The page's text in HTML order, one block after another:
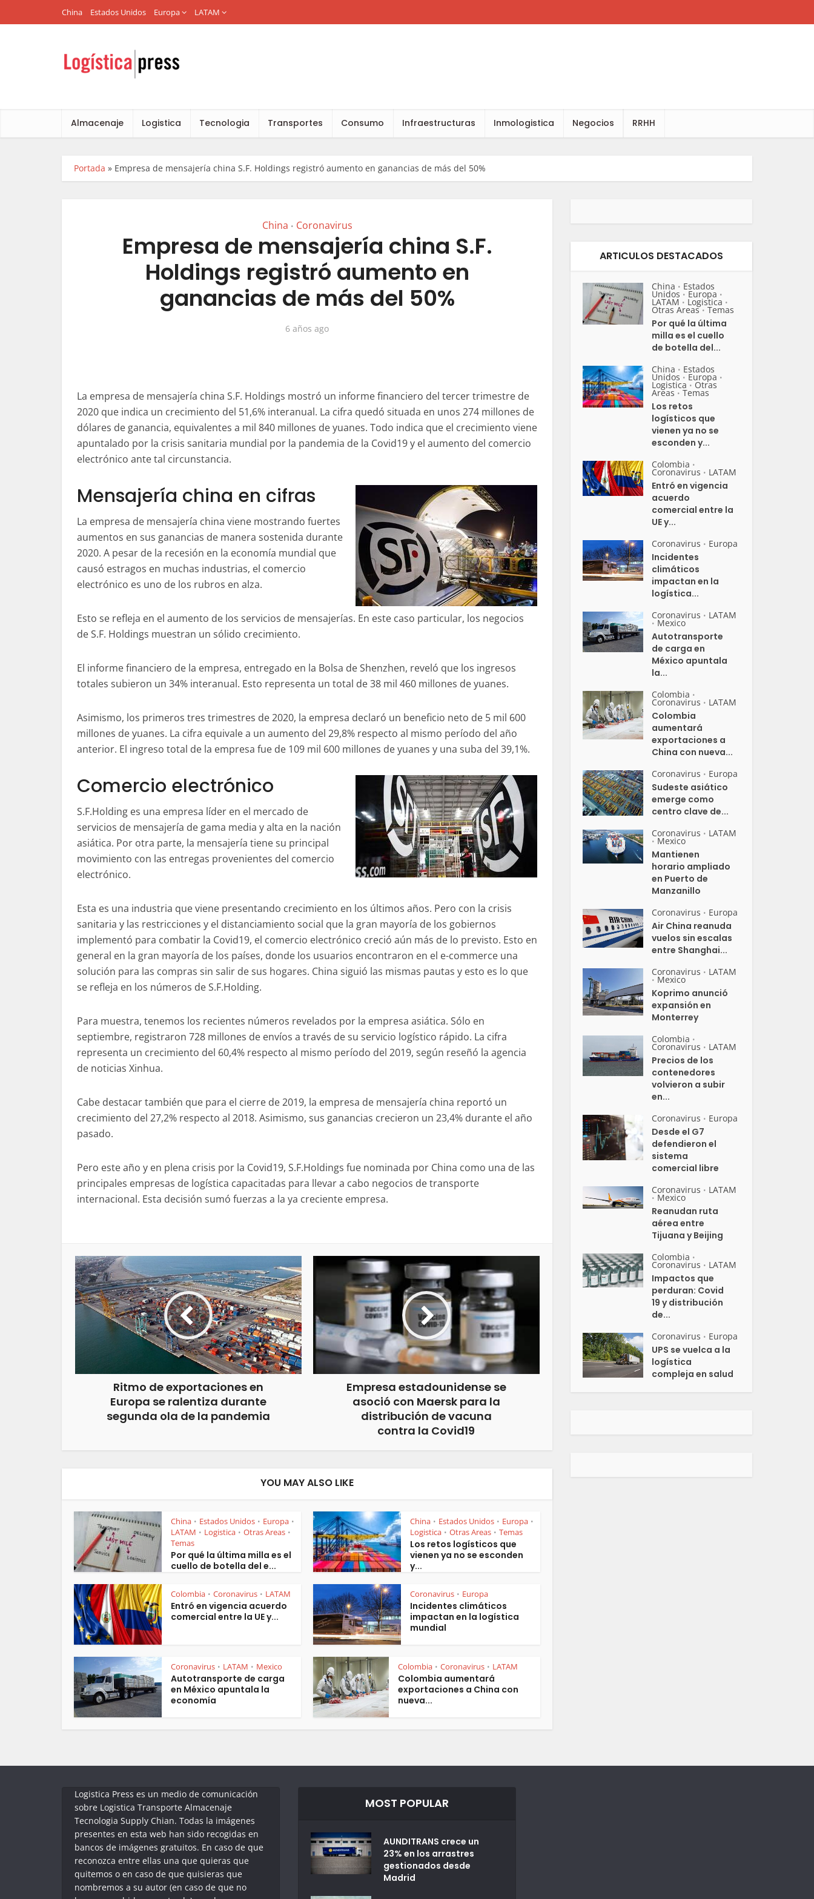
China Estados Unidos Europa LATAM
Almacenaje Logistica Tecnologia Transportes Consumo Infraestructuras Inmologistica Negocios RRHH
Portada » Empresa de mensajería china S.F. Holdings registró aumento en ganancias de más del 50%
China • Coronavirus
Empresa de mensajería china S.F.
Holdings registró aumento en
ganancias de más del 50%
6 años ago
La empresa de mensajería china S.F. Holdings mostró un informe financiero del tercer trimestre de
2020 que indica un crecimiento del 51,6% interanual. La cifra quedó situada en unos 274 millones de
dólares de ganancia, equivalentes a mil 840 millones de yuanes. Todo indica que el crecimiento viene
apuntalado por la crisis sanitaria mundial por la pandemia de la Covid19 y el aumento del comercio
electrónico ante tal circunstancia.
Mensajería china en cifras
La empresa de mensajería china viene mostrando fuertes
aumentos en sus ganancias de manera sostenida durante
2020. A pesar de la recesión en la economía mundial que
causó estragos en muchas industrias, el comercio
electrónico es uno de los rubros en alza.
Esto se refleja en el aumento de los servicios de mensajerías. En este caso particular, los negocios
de S.F. Holdings muestran un sólido crecimiento.
El informe financiero de la empresa, entregado en la Bolsa de Shenzhen, reveló que los ingresos
totales subieron un 34% interanual. Esto representa un total de 38 mil 460 millones de yuanes.
Asimismo, los primeros tres trimestres de 2020, la empresa declaró un beneficio neto de 5 mil 600
millones de yuanes. La cifra equivale a un aumento del 29,8% respecto al mismo período del año
anterior. El ingreso total de la empresa fue de 109 mil 600 millones de yuanes y una suba del 39,1%.
Comercio electrónico
S.F.Holding es una empresa líder en el mercado de
servicios de mensajería de gama media y alta en la nación
asiática. Por otra parte, la mensajería tiene su principal
movimiento con las entregas provenientes del comercio
electrónico.
Esta es una industria que viene presentando crecimiento en los últimos años. Pero con la crisis
sanitaria y las restricciones y el distanciamiento social que la gran mayoría de los gobiernos
implementó para combatir la Covid19, el comercio electrónico creció aún más de lo previsto. Esto en
general en la gran mayoría de los países, donde los usuarios encontraron en el e-commerce una
solución para las compras sin salir de sus hogares. China siguió las mismas pautas y esto es lo que
se refleja en los números de S.F.Holding.
Para muestra, tenemos los recientes números revelados por la empresa asiática. Sólo en
septiembre, registraron 728 millones de envíos a través de su servicio logístico rápido. La cifra
representa un crecimiento del 60,4% respecto al mismo período del 2019, según reseñó la agencia
de noticias Xinhua.
Cabe destacar también que para el cierre de 2019, la empresa de mensajería china reportó un
crecimiento del 27,2% respecto al 2018. Asimismo, sus ganancias crecieron un 23,4% durante el año
pasado.
Pero este año y en plena crisis por la Covid19, S.F.Holdings fue nominada por China como una de las
principales empresas de logística capacitadas para llevar a cabo negocios de transporte
internacional. Esta decisión sumó fuerzas a la ya creciente empresa.
Ritmo de exportaciones en
Europa se ralentiza durante
segunda ola de la pandemia
Empresa estadounidense se
asoció con Maersk para la
distribución de vacuna
contra la Covid19
YOU MAY ALSO LIKE
China • Estados Unidos • Europa •
LATAM • Logistica • Otras Areas •
Temas
Por qué la última milla es el
cuello de botella del e...
China • Estados Unidos • Europa •
Logistica • Otras Areas • Temas
Los retos logísticos que
vienen ya no se esconden
y...
Colombia • Coronavirus • LATAM
Entró en vigencia acuerdo
comercial entre la UE y...
Coronavirus • Europa
Incidentes climáticos
impactan en la logística
mundial
Coronavirus • LATAM • Mexico
Autotransporte de carga
en México apuntala la
economía
Colombia • Coronavirus • LATAM
Colombia aumentará
exportaciones a China con
nueva...
ARTICULOS DESTACADOS
China • Estados
Unidos • Europa •
LATAM • Logistica •
Otras Areas • Temas
Por qué la última
milla es el cuello
de botella del...
China • Estados
Unidos • Europa •
Logistica • Otras
Areas • Temas
Los retos
logísticos que
vienen ya no se
esconden y...
Colombia •
Coronavirus • LATAM
Entró en vigencia
acuerdo
comercial entre la
UE y...
Coronavirus • Europa
Incidentes
climáticos
impactan en la
logística...
Coronavirus • LATAM
• Mexico
Autotransporte
de carga en
México apuntala
la...
Colombia •
Coronavirus • LATAM
Colombia
aumentará
exportaciones a
China con nueva...
Coronavirus • Europa
Sudeste asiático
emerge como
centro clave de...
Coronavirus • LATAM
• Mexico
Mantienen
horario ampliado
en Puerto de
Manzanillo
Coronavirus • Europa
Air China reanuda
vuelos sin escalas
entre Shanghai...
Coronavirus • LATAM
• Mexico
Koprimo anunció
expansión en
Monterrey
Colombia •
Coronavirus • LATAM
Precios de los
contenedores
volvieron a subir
en...
Coronavirus • Europa
Desde el G7
defendieron el
sistema
comercial libre
Coronavirus • LATAM
• Mexico
Reanudan ruta
aérea entre
Tijuana y Beijing
Colombia •
Coronavirus • LATAM
Impactos que
perduran: Covid
19 y distribución
de...
Coronavirus • Europa
UPS se vuelca a la
logística
compleja en salud
Logistica Press es un medio de comunicación
sobre Logistica Transporte Almacenaje
Tecnologia Supply Chian. Todas la imágenes
presentes en esta web han sido recogidas en
bancos de imágenes gratuitos. En caso de que
reconozca entre ellas una que quieras que
quitemos o en caso de que quisieras que
nombremos a su autor (en caso de que no
MOST POPULAR
AUNDITRANS crece un
23% en los arrastres
gestionados desde
Madrid